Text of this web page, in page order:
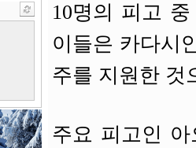
10명의 피고
이들은 카다시
주를 지원한 것
주요 피고인